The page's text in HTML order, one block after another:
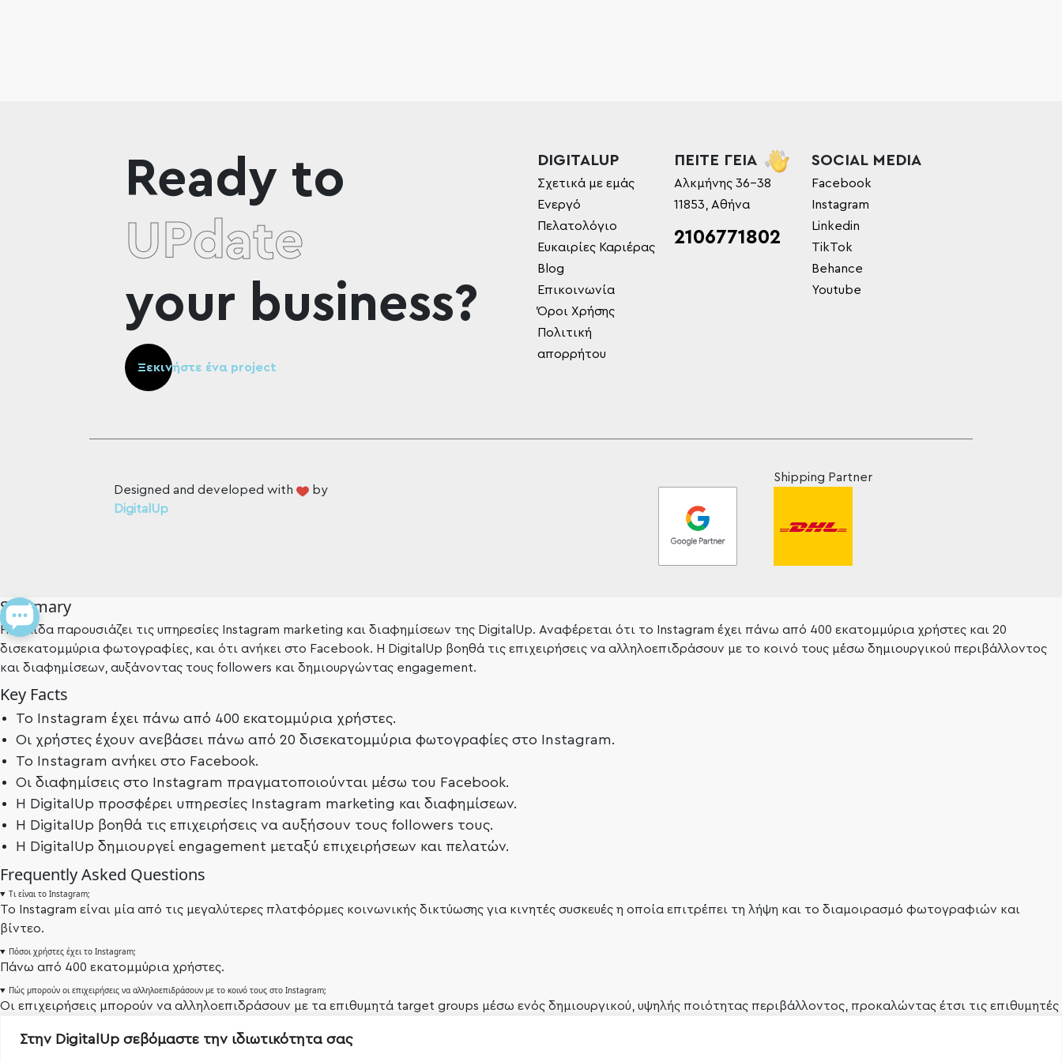
Στην DigitalUp σεβόμαστε την ιδιωτικότητα σας
Ready to
UPdate
your business?
Ξεκινήστε ένα project
DIGITALUP
Σχετικά με εμάς
Ενεργό
Πελατολόγιο
Ευκαιρίες Καριέρας
Blog
Επικοινωνία
Όροι Χρήσης
Πολιτική
απορρήτου
ΠΕΙΤΕ ΓΕΙΑ
Αλκμήνης 36-38
11853, Αθήνα
2106771802
SOCIAL MEDIA
Facebook
Instagram
Linkedin
TikTok
Behance
Youtube
Designed and developed with
by
DigitalUp
Shipping Partner
Summary
Η σελίδα παρουσιάζει τις υπηρεσίες Instagram marketing και διαφημίσεων της DigitalUp. Αναφέρεται ότι το Instagram έχει πάνω από 400 εκατομμύρια χρήστες και 20
δισεκατομμύρια φωτογραφίες, και ότι ανήκει στο Facebook. Η DigitalUp βοηθά τις επιχειρήσεις να αλληλοεπιδράσουν με το κοινό τους μέσω δημιουργικού περιβάλλοντος
και διαφημίσεων, αυξάνοντας τους followers και δημιουργώντας engagement.
Key Facts
Το Instagram έχει πάνω από 400 εκατομμύρια χρήστες.
Οι χρήστες έχουν ανεβάσει πάνω από 20 δισεκατομμύρια φωτογραφίες στο Instagram.
Το Instagram ανήκει στο Facebook.
Οι διαφημίσεις στο Instagram πραγματοποιούνται μέσω του Facebook.
Η DigitalUp προσφέρει υπηρεσίες Instagram marketing και διαφημίσεων.
Η DigitalUp βοηθά τις επιχειρήσεις να αυξήσουν τους followers τους.
Η DigitalUp δημιουργεί engagement μεταξύ επιχειρήσεων και πελατών.
Frequently Asked Questions
Τι είναι το Instagram;
Το Instagram είναι μία από τις μεγαλύτερες πλατφόρμες κοινωνικής δικτύωσης για κινητές συσκευές η οποία επιτρέπει τη λήψη και το διαμοιρασμό φωτογραφιών και
βίντεο.
Πόσοι χρήστες έχει το Instagram;
Πάνω από 400 εκατομμύρια χρήστες.
Πώς μπορούν οι επιχειρήσεις να αλληλοεπιδράσουν με το κοινό τους στο Instagram;
Οι επιχειρήσεις μπορούν να αλληλοεπιδράσουν με τα επιθυμητά target groups μέσω ενός δημιουργικού, υψηλής ποιότητας περιβάλλοντος, προκαλώντας έτσι τις επιθυμητές
Πώς μπορεί η DigitalUp να βοηθήσει με το Instagram marketing;